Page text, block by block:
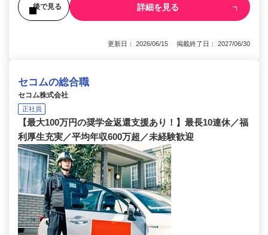
後で見る 詳細を見る
更新日： 2026/06/15 掲載終了日： 2027/06/30
セコムの総合職
セコム株式会社
正社員
【最大100万円の奨学金返還支援あり！】最長10連休／福
利厚生充実／平均年収600万超／未経験歓迎